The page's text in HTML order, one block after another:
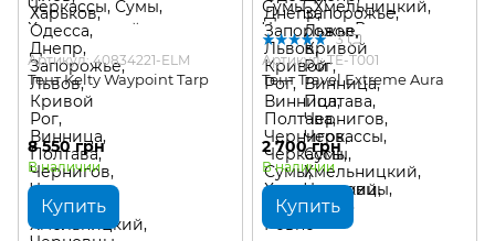
Артикул: 40834221-ELM
Тент Kelty Waypoint Tarp
8 550 грн
В наличии
Купить
3
Артикул: ТЕ-Т001
Тент Travel Extreme Aura
2 700 грн
В наличии
Купить